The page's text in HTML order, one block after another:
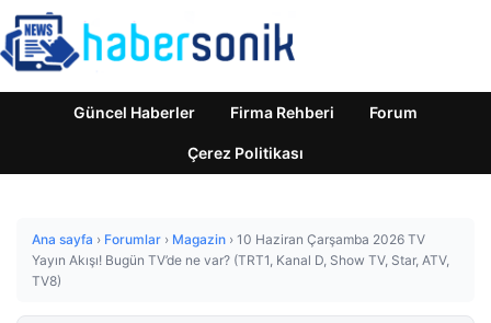
Güncel Haberler Firma Rehberi Forum
Çerez Politikası
Ana sayfa › Forumlar › Magazin › 10 Haziran Çarşamba 2026 TV
Yayın Akışı! Bugün TV’de ne var? (TRT1, Kanal D, Show TV, Star, ATV,
TV8)